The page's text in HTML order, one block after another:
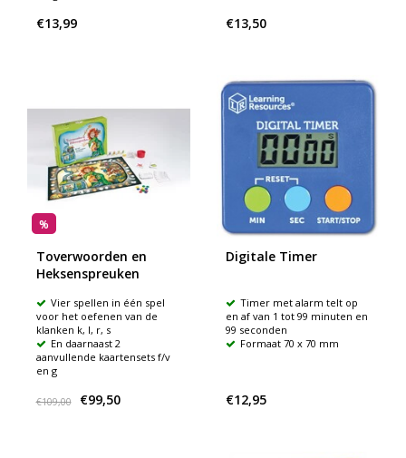
€13,99 €13,50
%
Toverwoorden en
Heksenspreuken
Vier spellen in één spel
voor het oefenen van de
klanken k, l, r, s
En daarnaast 2
aanvullende kaartensets f/v
en g
€109,00 €99,50
Digitale Timer
Timer met alarm telt op
en af van 1 tot 99 minuten en
99 seconden
Formaat 70 x 70 mm
€12,95